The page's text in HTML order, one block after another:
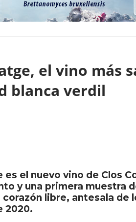
el vino más
blanca verdil
es el nuevo vino de Clos
y una primera muestra
corazón libre, antesala de
2020.